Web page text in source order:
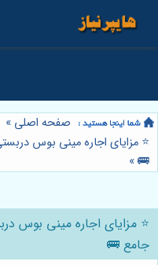
صفحه اصلی »
⭐️ مزایای اجاره مینی بوس
🚌
»
⭐️ مزایای اجاره مینی بوس
جامع 🚌